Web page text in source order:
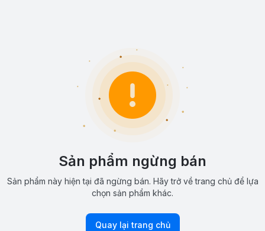
Sản phẩm ngừng bán
Sản phẩm này hiện tại đã ngừng bán. Hãy trở về trang chủ để lựa
chọn sản phẩm khác.
Quay lại trang chủ